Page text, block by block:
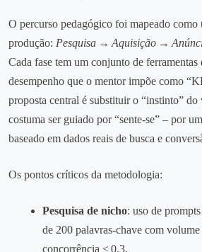
O percurso pedagógico foi mapeado como
produção: Pesquisa → Aquisição →
Cada fase tem um conjunto de
desempenho que o mentor impõe como
proposta central é substituir o “instinto” do
costuma ser guiado por “sente‑se” – por
baseado em dados reais de busca e
Os pontos críticos da metodologia:
Pesquisa de nicho: uso de
de 200 palavras‑chave com
concorrência < 0,3.